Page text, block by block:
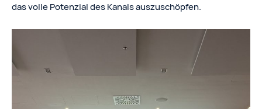
das volle Potenzial des Kanals auszuschöpfen.